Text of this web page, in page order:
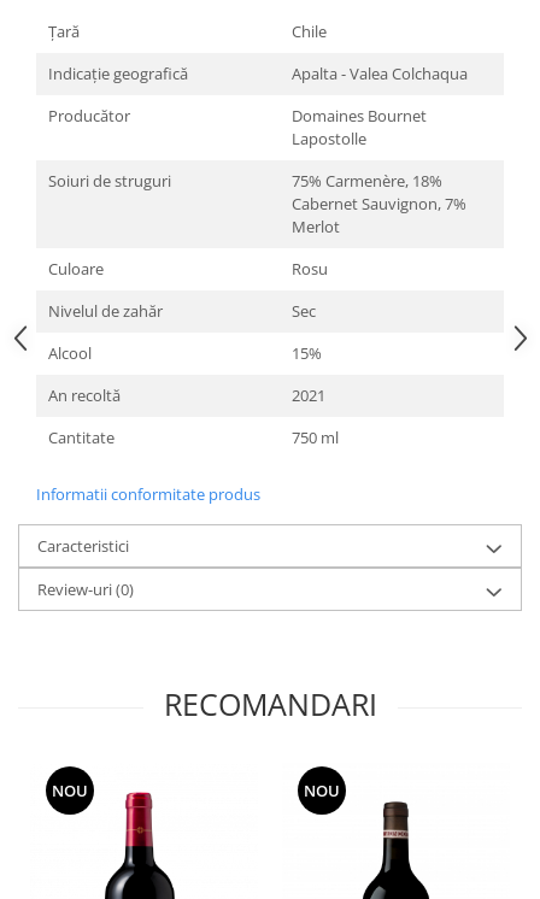
Țară
Chile
Indicație geografică
Apalta - Valea Colchaqua
Producător
Domaines Bournet
Lapostolle
Soiuri de struguri
75% Carmenère, 18%
Cabernet Sauvignon, 7%
Merlot
Culoare
Rosu
Nivelul de zahăr
Sec
Alcool
15%
An recoltă
2021
Cantitate
750 ml
Informatii conformitate produs
Caracteristici
Review-uri(0)
RECOMANDARI
NOU NOU